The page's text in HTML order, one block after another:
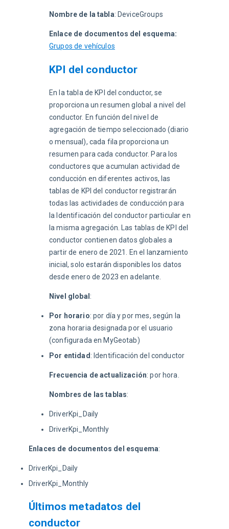
Nombre de la tabla: DeviceGroups
Enlace de documentos del esquema:
Grupos de vehículos
KPI del conductor
En la tabla de KPI del conductor, se
proporciona un resumen global a nivel del
conductor. En función del nivel de
agregación de tiempo seleccionado (diario
o mensual), cada fila proporciona un
resumen para cada conductor. Para los
conductores que acumulan actividad de
conducción en diferentes activos, las
tablas de KPI del conductor registrarán
todas las actividades de conducción para
la Identificación del conductor particular en
la misma agregación. Las tablas de KPI del
conductor contienen datos globales a
partir de enero de 2021. En el lanzamiento
inicial, solo estarán disponibles los datos
desde enero de 2023 en adelante.
Nivel global :
Por horario: por día y por mes, según la
zona horaria designada por el usuario
(configurada en MyGeotab)
Por entidad : Identificación del conductor
Frecuencia de actualización: por hora.
Nombres de las tablas:
DriverKpi_Daily
DriverKpi_Monthly
Enlaces de documentos del esquema:
DriverKpi_Daily
DriverKpi_Monthly
Últimos metadatos del
conductor